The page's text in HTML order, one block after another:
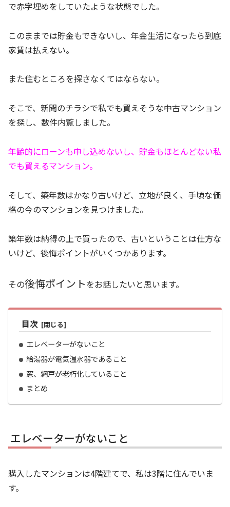
で赤字埋めをしていたような状態でした。
このままでは貯金もできないし、年金生活になったら到底
家賃は払えない。
また住むところを探さなくてはならない。
そこで、新聞のチラシで私でも買えそうな中古マンション
を探し、数件内覧しました。
年齢的にローンも申し込めないし、貯金もほとんどない私
でも買えるマンション。
そして、築年数はかなり古いけど、立地が良く、手頃な価
格の今のマンションを見つけました。
築年数は納得の上で買ったので、古いということは仕方な
いけど、後悔ポイントがいくつかあります。
その後悔ポイントをお話したいと思います。
目次
エレベーターがないこと
給湯器が電気温水器であること
窓、網戸が老朽化していること
まとめ
エレベーターがないこと
購入したマンションは4階建てで、私は3階に住んでいま
す。